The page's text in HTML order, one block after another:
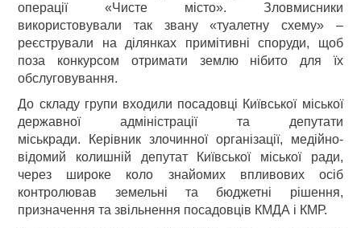
операції «Чисте місто». Зловмисники
використовували так звану «туалетну схему» –
реєстрували на ділянках примітивні споруди, щоб
поза конкурсом отримати землю нібито для їх
обслуговування.
До складу групи входили посадовці Київської міської
державної адміністрації та депутати
міськради. Керівник злочинної організації, медійно-
відомий колишній депутат Київської міської ради,
через широке коло знайомих впливових осіб
контролював земельні та бюджетні рішення,
призначення та звільнення посадовців КМДА і КМР.